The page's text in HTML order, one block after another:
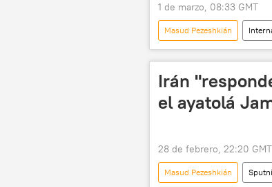
1 de marzo, 08:33 GMT
Masud Pezeshkián
📰 Escalada entre EEUU,
Irán
el ayatolá
28 de febrero, 22:20 GMT
Masud Pezeshkián